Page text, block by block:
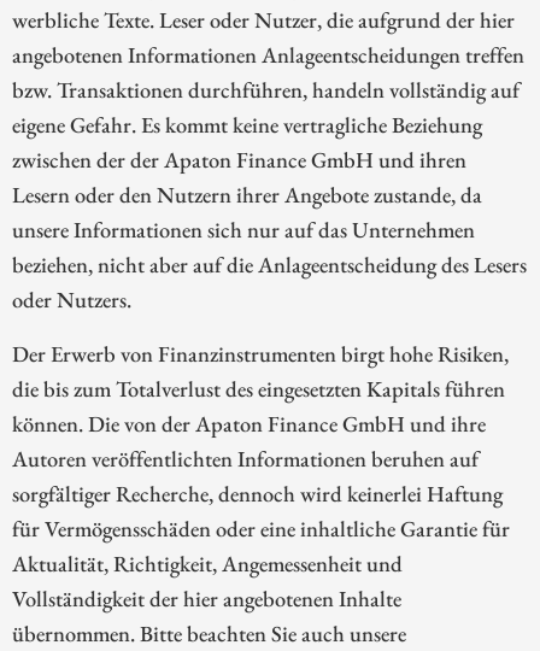
werbliche Texte. Leser oder Nutzer, die aufgrund der hier
angebotenen Informationen Anlageentscheidungen treffen
bzw. Transaktionen durchführen, handeln vollständig auf
eigene Gefahr. Es kommt keine vertragliche Beziehung
zwischen der der Apaton Finance GmbH und ihren
Lesern oder den Nutzern ihrer Angebote zustande, da
unsere Informationen sich nur auf das Unternehmen
beziehen, nicht aber auf die Anlageentscheidung des Lesers
oder Nutzers.
Der Erwerb von Finanzinstrumenten birgt hohe Risiken,
die bis zum Totalverlust des eingesetzten Kapitals führen
können. Die von der Apaton Finance GmbH und ihre
Autoren veröffentlichten Informationen beruhen auf
sorgfältiger Recherche, dennoch wird keinerlei Haftung
für Vermögensschäden oder eine inhaltliche Garantie für
Aktualität, Richtigkeit, Angemessenheit und
Vollständigkeit der hier angebotenen Inhalte
übernommen. Bitte beachten Sie auch unsere